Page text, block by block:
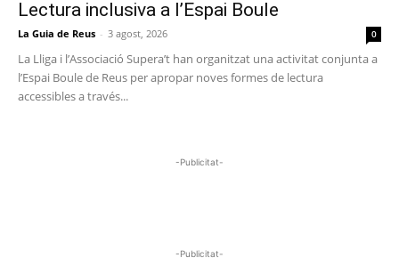
Lectura inclusiva a l’Espai Boule
La Guia de Reus - 3 agost, 2026 0
La Lliga i l’Associació Supera’t han organitzat una activitat conjunta a
l’Espai Boule de Reus per apropar noves formes de lectura
accessibles a través...
-Publicitat-
-Publicitat-